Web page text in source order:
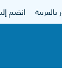
انضم